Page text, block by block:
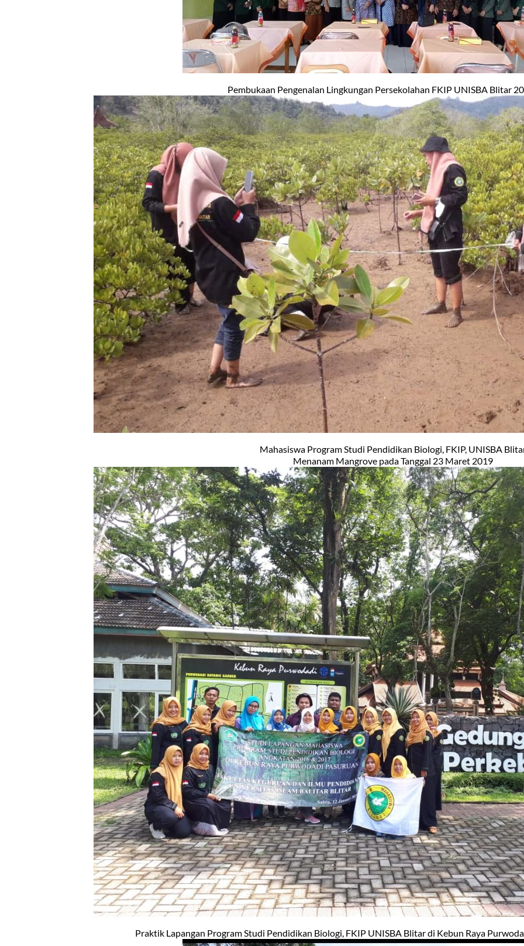
Pembukaan Pengenalan Lingkungan Persekolahan FKIP UNISBA Blitar
Mahasiswa Program Studi Pendidikan Biologi, FKIP, UNISBA
Menanam Mangrove pada Tanggal 23 Maret 2019
Praktik Lapangan Program Studi Pendidikan Biologi, FKIP UNISBA Blitar di Kebun Raya